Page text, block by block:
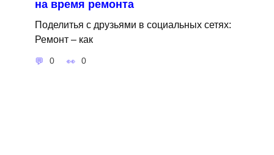
на время ремонта
Поделитья с друзьями в социальных сетях:
Ремонт – как
0 0